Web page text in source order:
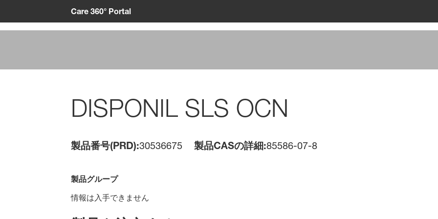
Care 360° Portal
DISPONIL SLS OCN
製品番号(PRD):30536675 製品CASの詳細:85586-07-8
製品グループ
情報は入手できません